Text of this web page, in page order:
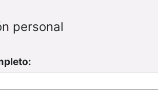
personal